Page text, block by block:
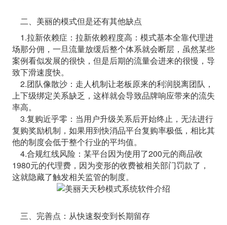
二、美丽的模式但是还有其他缺点
1.拉新依赖症：拉新依赖程度高：模式基本全靠代理进
场那分佣，一旦流量放缓后整个体系就会断层，虽然某些
案例看似发展的很快，但是后期的流量会进来的很慢，导
致下滑速度快。
2.团队像散沙：走人机制让老板原来的利润脱离团队，
上下级绑定关系缺乏，这样就会导致品牌响应带来的流失
率高。
3.复购近乎零：当用户升级关系后开始终止，无法进行
复购奖励机制，如果用到快消品平台复购率极低，相比其
他的制度会低于整个行业的平均值。
4.合规红线风险：某平台因为使用了200元的商品收
1980元的代理费，因为变形的收费被相关部门罚款了，
这就隐藏了触发相关监管的制度。
三、完善点：从快速裂变到长期留存